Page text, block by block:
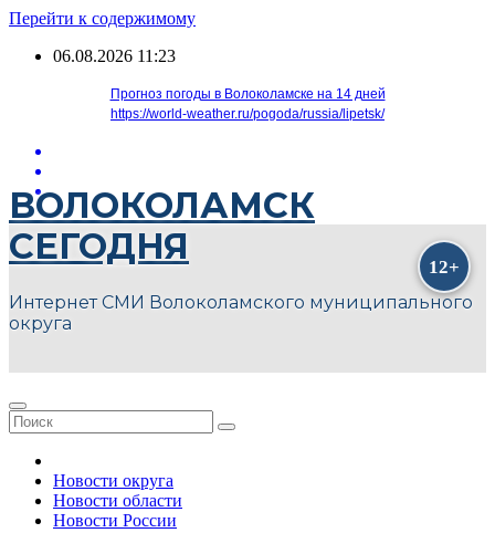
Перейти к содержимому
06.08.2026 11:23
Прогноз погоды в Волоколамске на 14 дней
https://world-weather.ru/pogoda/russia/lipetsk/
ВОЛОКОЛАМСК
СЕГОДНЯ
Интернет СМИ Волоколамского муниципального
округа
Новости округа
Новости области
Новости России